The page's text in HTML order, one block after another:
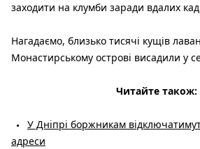
заходити на клумби заради вдалих
Нагадаємо, близько тисячі кущів
Монастирському острові висадили у
Читайте також:
У Дніпрі боржникам
адреси